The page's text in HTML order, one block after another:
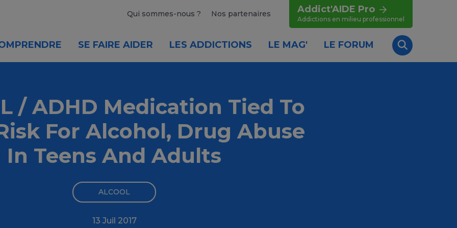
Qui sommes-nous ? Nos partenaires Addict'AIDE Pro
Addictions en milieu professionnel
SE FAIRE AIDER LES ADDICTIONS LE MAG' LE FORUM
Recherche
/ ADHD Medication Tied To
For Alcohol, Drug Abuse
In Teens And Adults
ALCOOL
13 Juil 2017